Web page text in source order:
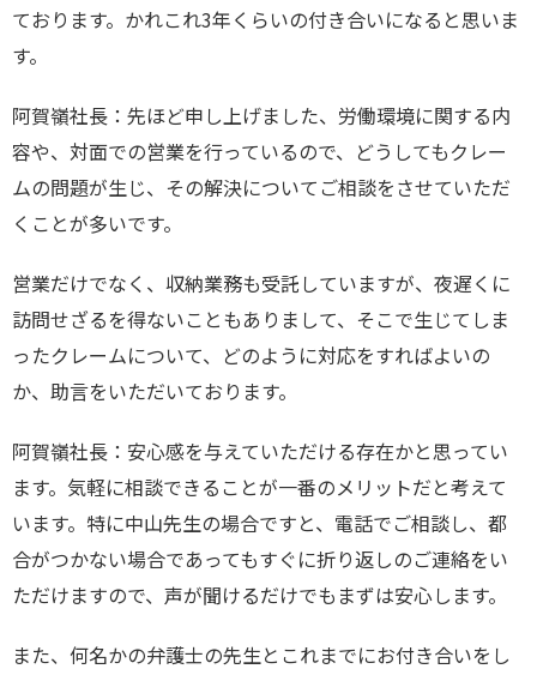
ております。かれこれ3年くらいの付き合いになると思いま
す。
阿賀嶺社長：先ほど申し上げました、労働環境に関する内
容や、対面での営業を行っているので、どうしてもクレー
ムの問題が生じ、その解決についてご相談をさせていただ
くことが多いです。
営業だけでなく、収納業務も受託していますが、夜遅くに
訪問せざるを得ないこともありまして、そこで生じてしま
ったクレームについて、どのように対応をすればよいの
か、助言をいただいております。
阿賀嶺社長：安心感を与えていただける存在かと思ってい
ます。気軽に相談できることが一番のメリットだと考えて
います。特に中山先生の場合ですと、電話でご相談し、都
合がつかない場合であってもすぐに折り返しのご連絡をい
ただけますので、声が聞けるだけでもまずは安心します。
また、何名かの弁護士の先生とこれまでにお付き合いをし